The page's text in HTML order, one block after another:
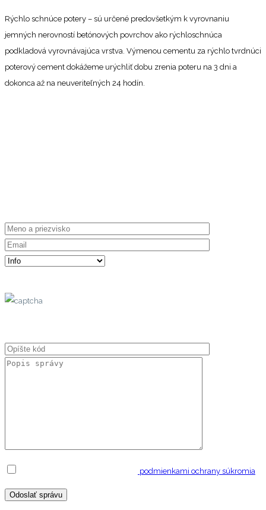
Rýchlo schnúce potery – sú určené predovšetkým k vyrovnaniu
jemných nerovností betónových povrchov ako rýchloschnúca
podkladová vyrovnávajúca vrstva. Výmenou cementu za rýchlo tvrdnúci
poterový cement dokážeme urýchliť dobu zrenia poteru na 3 dni a
dokonca až na neuveriteľných 24 hodín.
podmienkami ochrany súkromia